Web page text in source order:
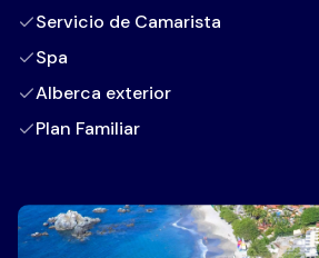
Servicio de Camarista
Spa
Alberca exterior
Plan Familiar